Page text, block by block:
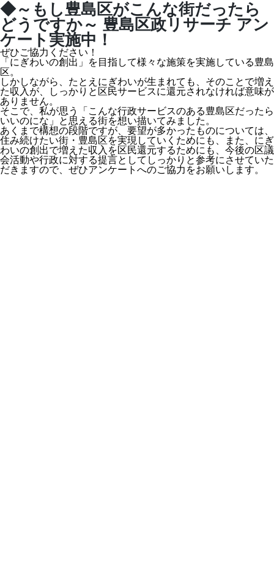
◆～もし豊島区がこんな街だったら
どうですか～ 豊島区政リサーチ アン
ケート実施中！
ぜひご協力ください！
「にぎわいの創出」を目指して様々な施策を実施している豊島
区。
しかしながら、たとえにぎわいが生まれても、そのことで増え
た収入が、しっかりと区民サービスに還元されなければ意味が
ありません。
そこで、私が思う「こんな行政サービスのある豊島区だったら
いいのにな」と思える街を想い描いてみました。
あくまで構想の段階ですが、要望が多かったものについては、
住み続けたい街・豊島区を実現していくためにも、また、にぎ
わいの創出で増えた収入を区民還元するためにも、今後の区議
会活動や行政に対する提言としてしっかりと参考にさせていた
だきますので、ぜひアンケートへのご協力をお願いします。